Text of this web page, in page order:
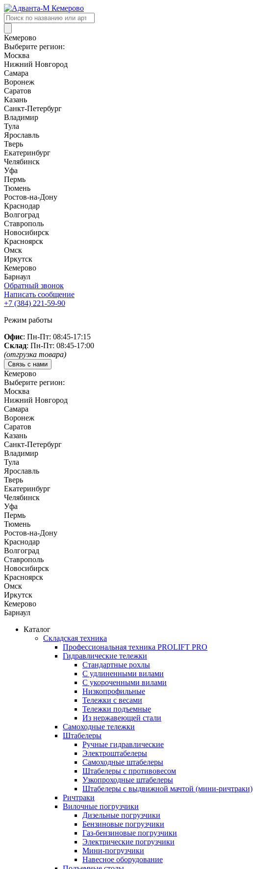
Поиск
товаров
Кемерово
Выберите регион:
Москва
Нижний Новгород
Самара
Воронеж
Саратов
Казань
Санкт-Петербург
Владимир
Тула
Ярославль
Тверь
Екатеринбург
Челябинск
Уфа
Пермь
Тюмень
Ростов-на-Дону
Краснодар
Волгоград
Ставрополь
Новосибирск
Красноярск
Омск
Иркутск
Кемерово
Барнаул
Обратный звонок
Написать сообщение
+7 (384) 221-59-90
Режим работы
Офис: Пн-Пт: 08:45-17:15
Склад: Пн-Пт: 08:45-17:00
(отгрузка товара)
Связь с нами
Кемерово
Выберите регион:
Москва
Нижний Новгород
Самара
Воронеж
Саратов
Казань
Санкт-Петербург
Владимир
Тула
Ярославль
Тверь
Екатеринбург
Челябинск
Уфа
Пермь
Тюмень
Ростов-на-Дону
Краснодар
Волгоград
Ставрополь
Новосибирск
Красноярск
Омск
Иркутск
Кемерово
Барнаул
Каталог
Складская техника
Профессиональная техника PROLIFT PRO
Гидравлические тележки
Стандартные рохлы
С удлиненными вилами
С укороченными вилами
Низкопрофильные
Тележки с весами
Тележки подъемные
Из нержавеющей стали
Самоходные тележки
Штабелеры
Ручные гидравлические
Электроштабелеры
Самоходные штабелеры
Штабелеры с противовесом
Узкопроходные штабелеры
Штабелеры с выдвижной мачтой (мини-ричтраки)
Ричтраки
Вилочные погрузчики
Дизельные погрузчики
Бензиновые погрузчики
Газ-бензиновые погрузчики
Электрические погрузчики
Мини-погрузчики
Навесное оборудование